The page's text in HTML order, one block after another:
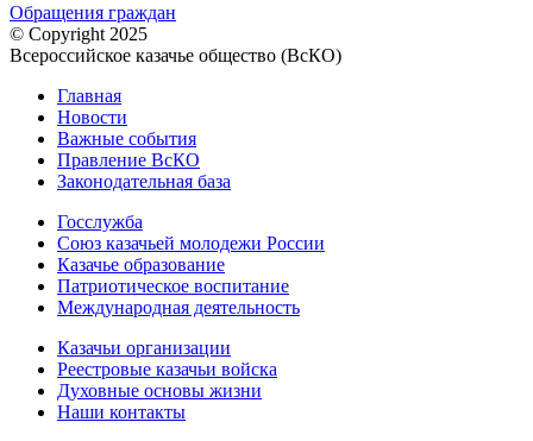
Обращения граждан
© Copyright 2025
Всероссийское казачье общество (ВсКО)
Главная
Новости
Важные события
Правление ВсКО
Законодательная база
Госслужба
Союз казачьей молодежи России
Казачье образование
Патриотическое воспитание
Международная деятельность
Казачьи организации
Реестровые казачьи войска
Духовные основы жизни
Наши контакты